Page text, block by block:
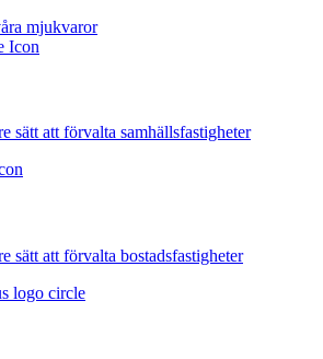
mjukvaror
sätt att förvalta samhällsfastigheter
sätt att förvalta bostadsfastigheter